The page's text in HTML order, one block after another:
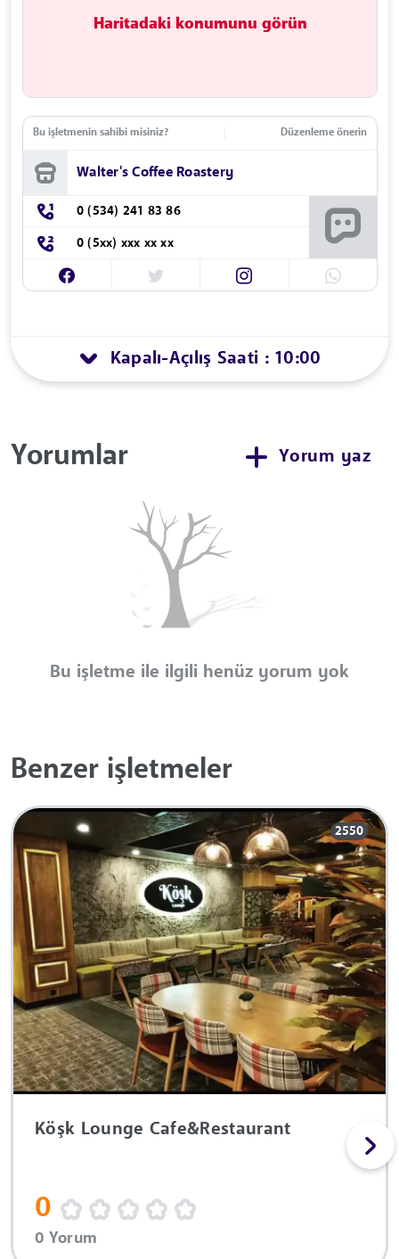
Haritadaki konumunu görün
Bu işletmenin sahibi misiniz? Düzenleme önerin
Walter's Coffee Roastery
0 (534) 241 83 86
0 (5xx) xxx xx xx
Kapalı-Açılış Saati : 10:00
Yorumlar Yorum yaz
Bu işletme ile ilgili henüz yorum yok
Benzer işletmeler
2550
Köşk Lounge Cafe&Restaurant
0
0 Yorum